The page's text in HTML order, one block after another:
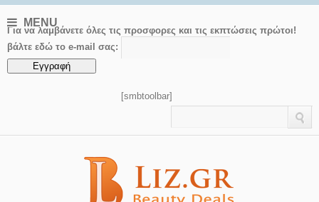
MENU
Για να λαμβάνετε όλες τις προσφορες και τις εκπτώσεις πρώτοι!
βάλτε εδώ το e-mail σας:
[smbtoolbar]